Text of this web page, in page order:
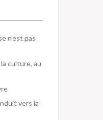
n’est pas
culture, au
vers la